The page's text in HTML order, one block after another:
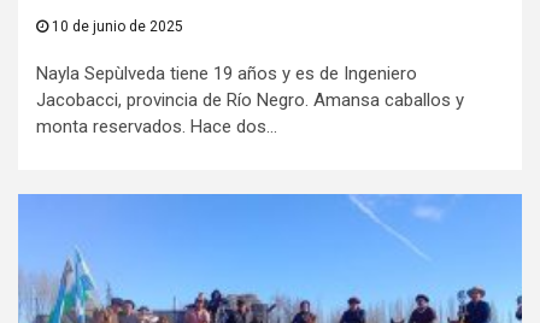
10 de junio de 2025
Nayla Sepùlveda tiene 19 años y es de Ingeniero
Jacobacci, provincia de Río Negro. Amansa caballos y
monta reservados. Hace dos...